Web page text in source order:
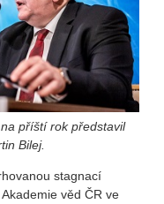
příští rok představil
Bilej.
stagnací
věd ČR ve